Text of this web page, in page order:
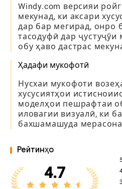
Windy.com версияи
мекунад, ки аксари
дар бар мегирад, онро
тасодуфӣ дар
обу ҳаво дастрас
Ҳадафи мукофотӣ
Нусхаи мукофоти
хусусиятҳои
моделҳои пешрафтаи
иловагии визуалӣ, ки
бахшамашуда
Рейтинҳо
4.7
3